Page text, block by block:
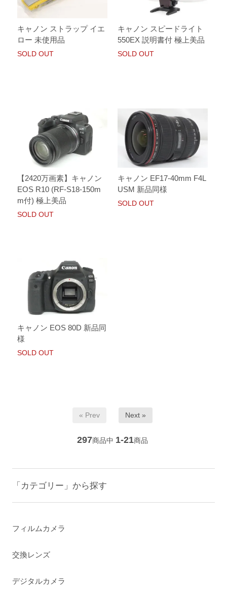
キャノン ストラップ イエ
ロー 未使用品
SOLD OUT
キャノン スピードライト
550EX 説明書付 極上美品
SOLD OUT
【2420万画素】キャノン
EOS R10 (RF-S18-150m
m付) 極上美品
SOLD OUT
キャノン EF17-40mm F4L
USM 新品同様
SOLD OUT
キャノン EOS 80D 新品同
様
SOLD OUT
« Prev Next »
297商品中 1-21商品
「カテゴリー」から探す
フィルムカメラ
交換レンズ
デジタルカメラ